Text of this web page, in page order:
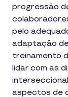
progressão
pelo
adaptação
treinamento
lidar com as
aspectos de